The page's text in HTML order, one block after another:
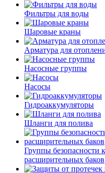
Фильтры для воды
Шаровые краны
Арматура для
Насосные группы
Насосы
Гидроаккумуляторы
Шланги для полива
Группы безопасности
расширительных баков